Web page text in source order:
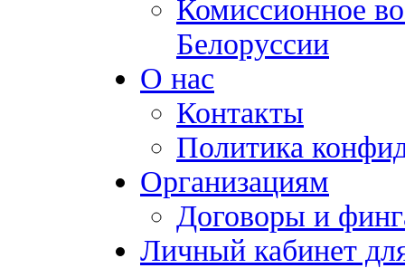
Комиссионное
Белоруссии
О нас
Контакты
Политика
Организациям
Договоры и
Личный кабинет